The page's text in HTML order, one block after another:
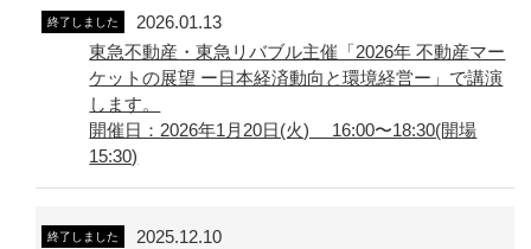
終了しました
2026.01.13
東急不動産・東急リバブル主催「2026年 不動産マー
ケットの展望 ー日本経済動向と環境経営ー」で講演
します。
開催日：2026年1月20日(火) 16:00〜18:30(開場
15:30)
終了しました
2025.12.10